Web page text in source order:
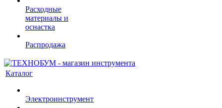
Расходные
материалы и
оснастка
Распродажа
Каталог
Электроинструмент